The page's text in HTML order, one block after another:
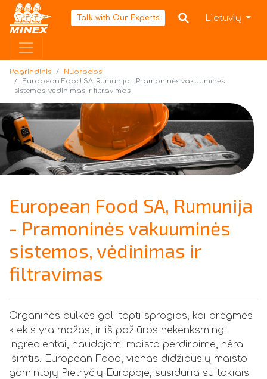
Pagrindinis
Talk with Our Experts Lietuvių
Pagrindinis
Nuorodos
European Food SA, Rumunija - Pramoninės vakuuminės
sistemos, vėdinimas ir filtravimas
European Food SA, Rumunija
- Pramoninės vakuuminės
sistemos, vėdinimas ir
filtravimas
Organinės dulkės gali tapti sprogios, kai drėgmės
kiekis yra mažas, ir iš pažiūros nekenksmingi
ingredientai, naudojami maisto perdirbime, nėra
išimtis. European Food, vienas didžiausių maisto
gamintojų Pietryčių Europoje, susiduria su tokiais